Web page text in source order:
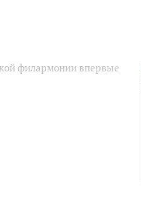
филармонии впервые